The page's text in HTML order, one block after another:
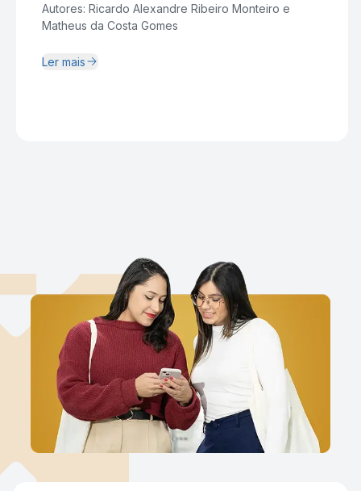
crise
Autores: Ricardo Alexandre Ribeiro Monteiro e
Matheus da Costa Gomes
Ler mais